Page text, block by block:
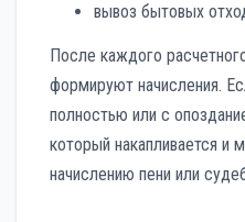
вывоз бытовых
После каждого
формируют начисления.
полностью или с
который накапливается и
начислению пени или